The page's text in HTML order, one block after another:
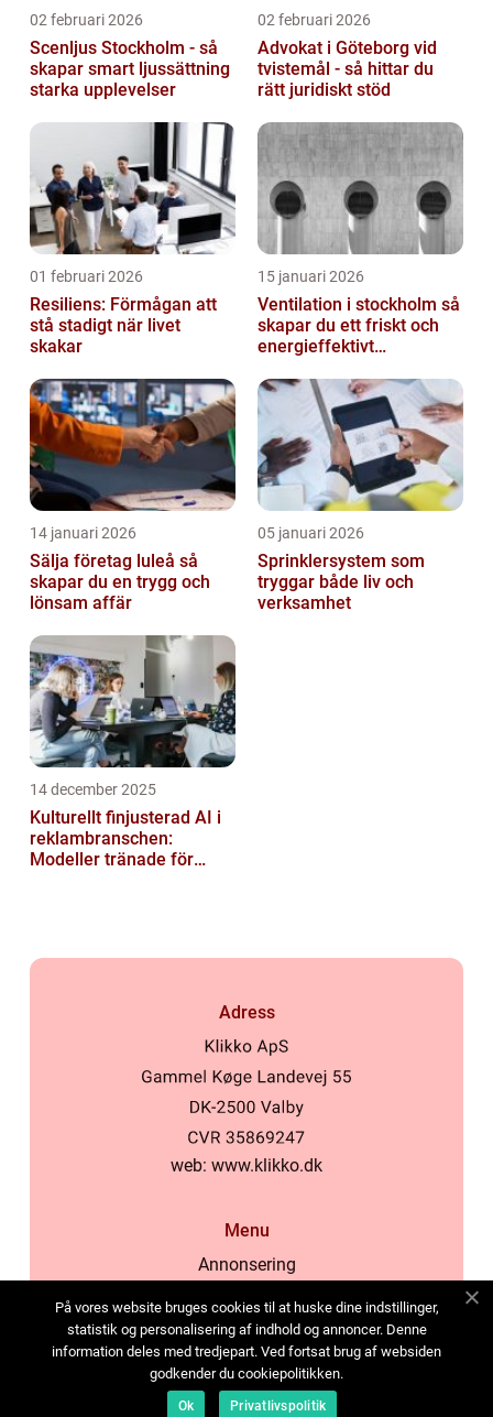
02 februari 2026
Scenljus Stockholm - så
skapar smart ljussättning
starka upplevelser
02 februari 2026
Advokat i Göteborg vid
tvistemål - så hittar du
rätt juridiskt stöd
01 februari 2026
Resiliens: Förmågan att
stå stadigt när livet
skakar
15 januari 2026
Ventilation i stockholm så
skapar du ett friskt och
energieffektivt
14 januari 2026
Sälja företag luleå så
skapar du en trygg och
lönsam affär
05 januari 2026
Sprinklersystem som
tryggar både liv och
verksamhet
14 december 2025
Kulturellt finjusterad AI i
reklambranschen:
Modeller tränade för
Adress
web: www.klikko.dk
Menu
Annonsering
Cookies
Kontakta oss
Sitemap
På vores website bruges cookies til at huske dine indstillinger,
statistik og personalisering af indhold og annoncer. Denne
information deles med tredjepart. Ved fortsat brug af websiden
godkender du cookiepolitikken.
Ok Privatlivspolitik